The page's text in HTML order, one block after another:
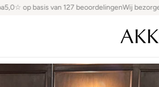
op basis van 127 beoordelingenWij bezorgen